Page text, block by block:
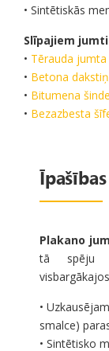
• Sintētiskās
Slīpajiem
• Tērauda
• Betona
• Bitumena
• Bezazbesta
Īpašības
Plakano
tā spēju
•
smalce)
• Sintētisko